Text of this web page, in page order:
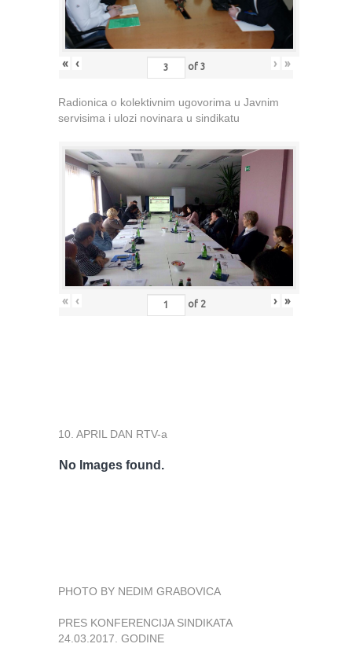
« ‹ of 3 › »
Radionica o kolektivnim ugovorima u Javnim
servisima i ulozi novinara u sindikatu
« ‹ of 2 › »
10. APRIL DAN RTV-a
No Images found.
PHOTO BY NEDIM GRABOVICA
PRES KONFERENCIJA SINDIKATA
24.03.2017. GODINE